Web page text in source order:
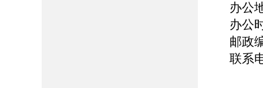
办公
办公
邮政
联系